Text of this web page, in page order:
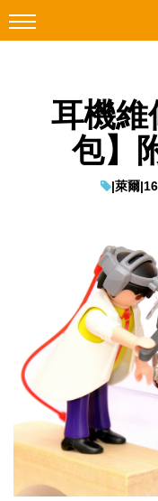
Facebook
生成式AI與雲端應用
Enterprise Digital
特集
耳機維
包】
|萊爾|